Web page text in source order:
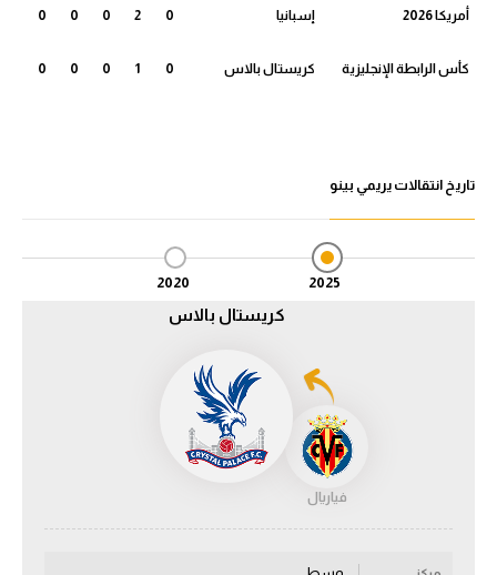
الدوري الألماني
الدوري الفرنسي
دوري أبطال إفريقيا
أمريكا 2026 إسبانيا 0
2
0
0
0
كأس الرابطة الإنجليزية كريستال بالاس 0
1
0
0
0
تاريخ انتقالات يريمي بينو
2025
2020
كريستال بالاس
فياريال